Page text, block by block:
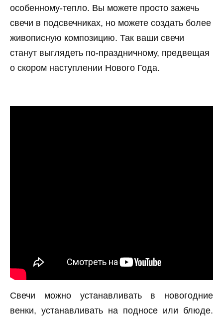
особенному-тепло. Вы можете просто зажечь
свечи в подсвечниках, но можете создать более
живописную композицию. Так ваши свечи
станут выглядеть по-праздничному, предвещая
о скором наступлении Нового Года.
Свечи можно устанавливать в новогодние
венки, устанавливать на подносе или блюде.